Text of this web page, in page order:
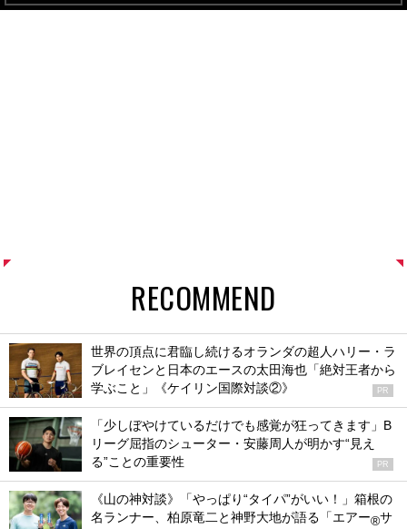
RECOMMEND
世界の頂点に君臨し続けるオランダの超人ハリー・ラ
ブレイセンと日本のエースの太田海也「絶対王者から
学ぶこと」《ケイリン国際対談②》
PR
「少しぼやけているだけでも感覚が狂ってきます」B
リーグ屈指のシューター・安藤周人が明かす“見え
る”ことの重要性
PR
《山の神対談》「やっぱり“タイパ”がいい！」箱根の
名ランナー、柏原竜二と神野大地が語る「エアー®サ